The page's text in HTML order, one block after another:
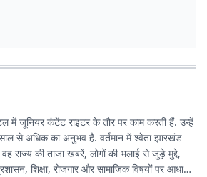
में जूनियर कंटेंट राइटर के तौर पर काम करती हैं. उन्हें
से अधिक का अनुभव है. वर्तमान में श्वेता झारखंड
राज्य की ताजा खबरें, लोगों की भलाई से जुड़े मुद्दे,
शिक्षा, रोजगार और सामाजिक विषयों पर आधारित